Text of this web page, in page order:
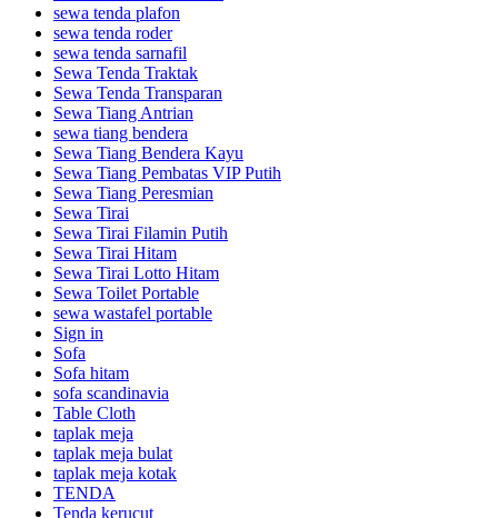
sewa tenda plafon
sewa tenda roder
sewa tenda sarnafil
Sewa Tenda Traktak
Sewa Tenda Transparan
Sewa Tiang Antrian
sewa tiang bendera
Sewa Tiang Bendera Kayu
Sewa Tiang Pembatas VIP Putih
Sewa Tiang Peresmian
Sewa Tirai
Sewa Tirai Filamin Putih
Sewa Tirai Hitam
Sewa Tirai Lotto Hitam
Sewa Toilet Portable
sewa wastafel portable
Sign in
Sofa
Sofa hitam
sofa scandinavia
Table Cloth
taplak meja
taplak meja bulat
taplak meja kotak
TENDA
Tenda kerucut